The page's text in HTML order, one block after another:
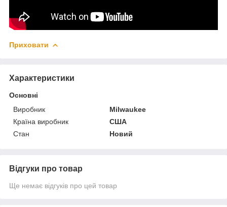
Приховати
Характеристики
Основні
Виробник
Milwaukee
Країна виробник
США
Стан
Новий
Відгуки про товар
Ще немає відгуків про цей товар